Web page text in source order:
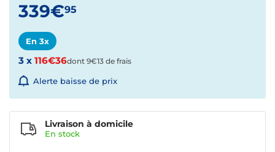
339€95
En 3x
3 x 116€36dont 9€13 de frais
Alerte baisse de prix
Livraison à domicile
En stock